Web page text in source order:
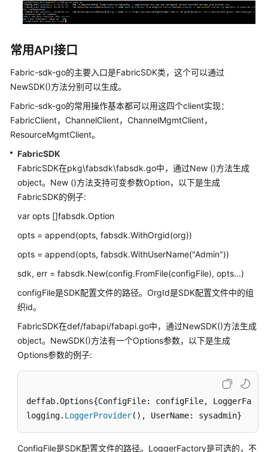
API
Demo
Nodejs
SDK
Demo
区
块
链
间
件
接
口
录
记
通
用
参
责
常用API接口
Fabric-sdk-go的主要入口是FabricSDK类，这个可以通过
NewSDK()方法分别可以生成。
Fabric-sdk-go的常用操作基本都可以用这四个client实现：
FabricClient，ChannelClient，ChannelMgmtClient，
ResourceMgmtClient。
FabricSDK
FabricSDK在pkg\fabsdk\fabsdk.go中，通过New ()方法生成
object。New ()方法支持可变参数Option，以下是生成
FabricSDK的例子:
var opts []fabsdk.Option
opts = append(opts, fabsdk.WithOrgid(org))
opts = append(opts, fabsdk.WithUserName("Admin"))
sdk, err = fabsdk.New(config.FromFile(configFile), opts...)
configFile是SDK配置文件的路径。OrgId是SDK配置文件中的组
织id。
FabricSDK在def/fabapi/fabapi.go中，通过NewSDK()方法生成
object。NewSDK()方法有一个Options参数，以下是生成
Options参数的例子:
deffab.Options{ConfigFile: configFile, LoggerFa
logging. LoggerProvider(), UserName: sysadmin}
ConfigFile是SDK配置文件的路径。LoggerFactory是可选的，不